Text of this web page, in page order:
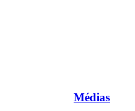
Médias